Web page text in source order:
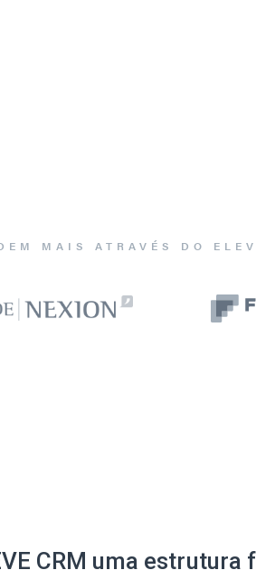
MAIS ATRAVÉS DO
CRM uma estrutura